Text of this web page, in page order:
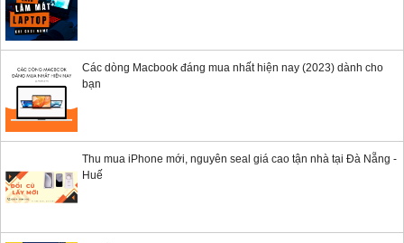
Các dòng Macbook đáng mua nhất hiện nay (2023) dành cho
bạn
Thu mua iPhone mới, nguyên seal giá cao tận nhà tại Đà Nẵng -
Huế